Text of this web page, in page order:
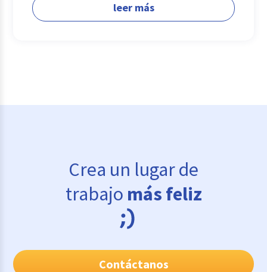
leer más
Crea un lugar de
trabajo más feliz
Contáctanos